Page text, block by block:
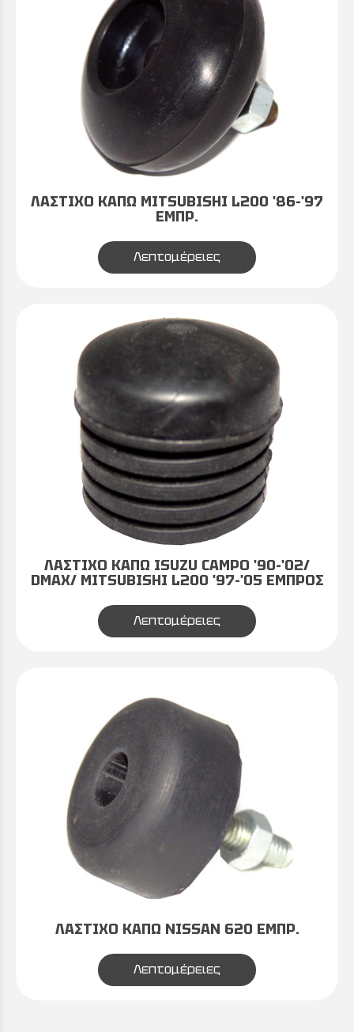
ΛΑΣΤΙΧΟ ΚΑΠΩ MITSUBISHI L200 '86-'97
ΕΜΠΡ.
Λεπτομέρειες
ΛΑΣΤΙΧΟ ΚΑΠΩ ISUZU CAMPO '90-'02/
DMAX/ MITSUBISHI L200 '97-'05 ΕΜΠΡΟΣ
Λεπτομέρειες
ΛΑΣΤΙΧΟ ΚΑΠΩ NISSAN 620 ΕΜΠΡ.
Λεπτομέρειες